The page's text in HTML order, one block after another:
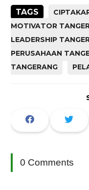
TAGS
MOTIVATOR
LEADERSHIP
PERUSAHAAN
TANGERANG
0 Comments